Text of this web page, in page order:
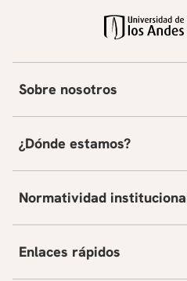
Sobre nosotros
¿Dónde estamos?
Normatividad
Enlaces rápidos